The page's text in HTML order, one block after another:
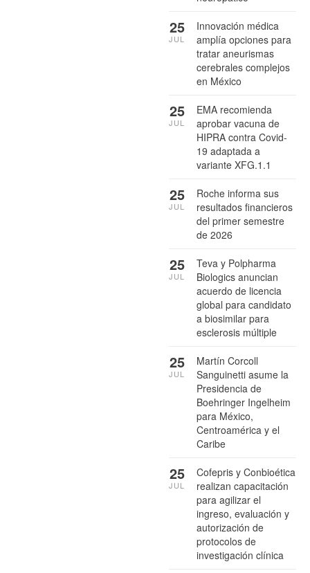
Innovación médica
amplía opciones para
tratar aneurismas
cerebrales complejos
en México
25
JUL
EMA recomienda
aprobar vacuna de
HIPRA contra Covid-
19 adaptada a
variante XFG.1.1
25
JUL
Roche informa sus
resultados financieros
del primer semestre
de 2026
25
JUL
Teva y Polpharma
Biologics anuncian
acuerdo de licencia
global para candidato
a biosimilar para
esclerosis múltiple
25
JUL
Martín Corcoll
Sanguinetti asume la
Presidencia de
Boehringer Ingelheim
para México,
Centroamérica y el
Caribe
25
JUL
Cofepris y Conbioética
realizan capacitación
para agilizar el
ingreso, evaluación y
autorización de
protocolos de
investigación clínica
25
JUL